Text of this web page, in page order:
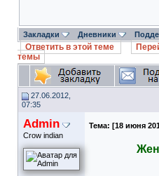
Закладки Дневники
Ответить в этой теме
темы
27.06.2012,
07:35
Admin
Crow indian
Тема: [18 июня